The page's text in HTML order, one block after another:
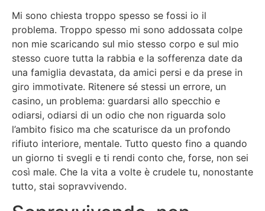
Mi sono chiesta troppo spesso se fossi io il
problema. Troppo spesso mi sono addossata colpe
non mie scaricando sul mio stesso corpo e sul mio
stesso cuore tutta la rabbia e la sofferenza date da
una famiglia devastata, da amici persi e da prese in
giro immotivate. Ritenere sé stessi un errore, un
casino, un problema: guardarsi allo specchio e
odiarsi, odiarsi di un odio che non riguarda solo
l’ambito fisico ma che scaturisce da un profondo
rifiuto interiore, mentale. Tutto questo fino a quando
un giorno ti svegli e ti rendi conto che, forse, non sei
così male. Che la vita a volte è crudele tu, nonostante
tutto, stai sopravvivendo.